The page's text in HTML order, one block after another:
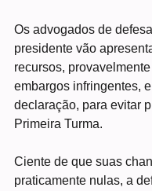
Os advogados de
presidente vão
recursos,
embargos infringentes,
declaração, para evitar
Primeira Turma.
Ciente de que suas
praticamente nulas, a